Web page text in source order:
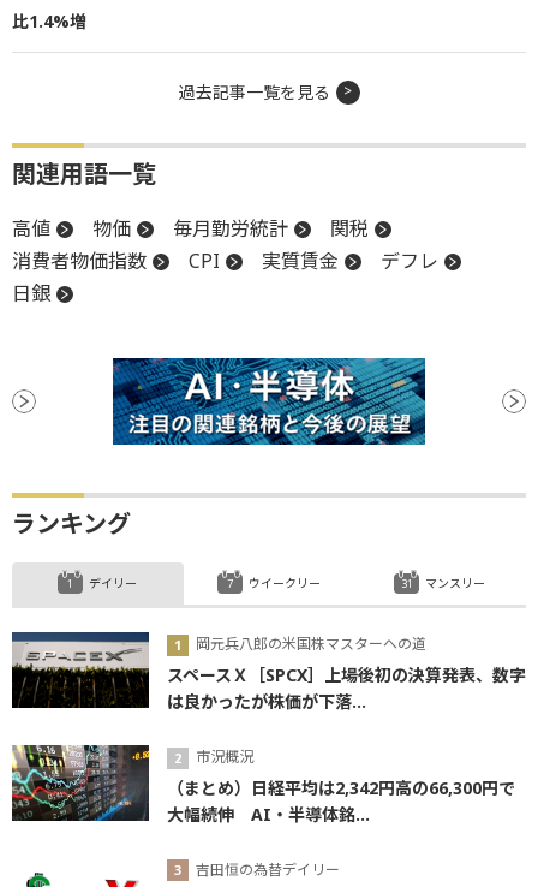
比1.4%増
過去記事一覧を見る
関連用語一覧
高値 物価 毎月勤労統計
関税
消費者物価指数
CPI 実質賃金
デフレ
日銀
ランキング
デイリー
岡元兵八郎の米国株マスターへの道
スペースＸ［SPCX］上場後初の決算発表、数字
は良かったが株価が下落...
市況概況
（まとめ）日経平均は2,342円高の66,300円で
大幅続伸 AI・半導体銘...
吉田恒の為替デイリー
ウイークリー マンスリー